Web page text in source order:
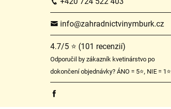
info@zahradnictvinymburk.cz
4.7/5 ⭐ (101 recenzií)
Odporučil by zákazník kvetinárstvo po
dokončení objednávky? ÁNO = 5⭐, NIE = 1⭐